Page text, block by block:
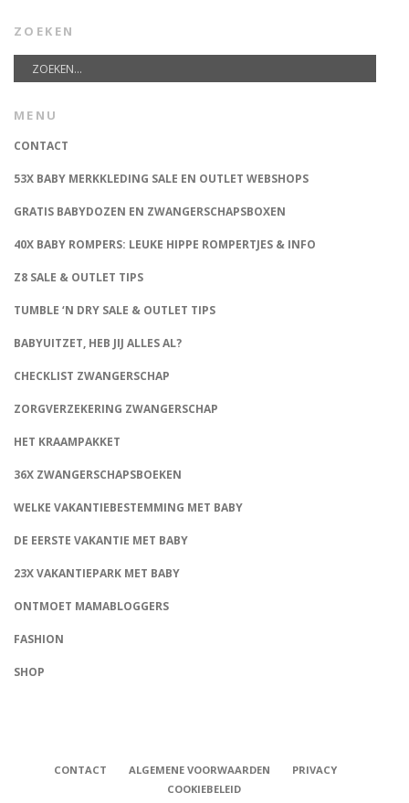
ZOEKEN
MENU
CONTACT
53X BABY MERKKLEDING SALE EN OUTLET WEBSHOPS
GRATIS BABYDOZEN EN ZWANGERSCHAPSBOXEN
40X BABY ROMPERS: LEUKE HIPPE ROMPERTJES & INFO
Z8 SALE & OUTLET TIPS
TUMBLE ‘N DRY SALE & OUTLET TIPS
BABYUITZET, HEB JIJ ALLES AL?
CHECKLIST ZWANGERSCHAP
ZORGVERZEKERING ZWANGERSCHAP
HET KRAAMPAKKET
36X ZWANGERSCHAPSBOEKEN
WELKE VAKANTIEBESTEMMING MET BABY
DE EERSTE VAKANTIE MET BABY
23X VAKANTIEPARK MET BABY
ONTMOET MAMABLOGGERS
FASHION
SHOP
CONTACT ALGEMENE VOORWAARDEN
PRIVACY
COOKIEBELEID